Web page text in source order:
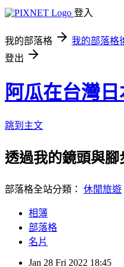
登入
我的部落格 我的部落格
登出
阿瓜在台灣
跳到主文
透過我的鏡頭與腳
部落格全站分類： 休閒旅遊
相簿
部落格
名片
Jan 28 Fri 2022 18:45